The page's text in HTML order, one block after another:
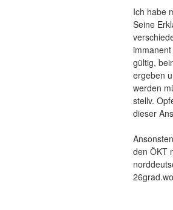
Ich habe
Seine
gültig,
ergeben
werden
stellv.
dieser
den ÖKT